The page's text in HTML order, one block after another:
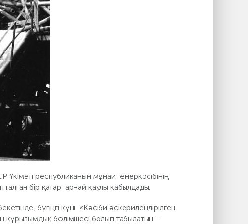
республиканың мұнай өнеркәсібінің
бір қатар арнай қаулы қабылдады.
бүгіңгі күні «Кәсіби әскерилендірілген
құрылымдық бөлімшесі болып табылатын -